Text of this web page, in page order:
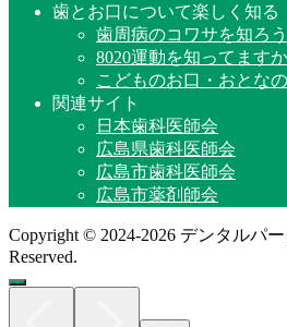
歯とお口について楽しく知る
歯周病のコワサを知ろう
8020運動を知ってます
こどものお口・おとな
関連サイト
日本歯科医師会
広島県歯科医師会
広島市歯科医師会
広島市薬剤師会
Copyright © 2024-2026 デンタルパ
Reserved.